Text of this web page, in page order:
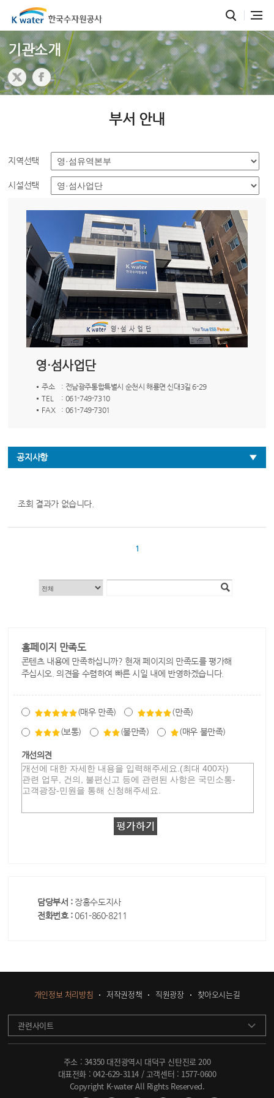
기관소개
부서 안내
지역선택
시설선택
영·섬사업단
주소
: 전남광주통합특별시 순천시 해룡면 신대3길 6-29
TEL
: 061-749-7310
FAX
: 061-749-7301
공지사항
조회 결과가 없습니다.
1
홈페이지 만족도
콘텐츠 내용에 만족하십니까? 현재 페이지의 만족도를 평가해
주십시오. 의견을 수렴하여 빠른 시일 내에 반영하겠습니다.
(매우 만족) (만족)
(보통) (불만족) (매우 불만족)
개선의견
담당부서 : 장흥수도지사
전화번호 : 061-860-8211
개인정보 처리방침 저작권정책 직원광장 찾아오시는길
관련사이트
주소 : 34350 대전광역시 대덕구 신탄진로 200
대표전화 : 042-629-3114 / 고객센터 : 1577-0600
Copyright K-water All Rights Reserved.